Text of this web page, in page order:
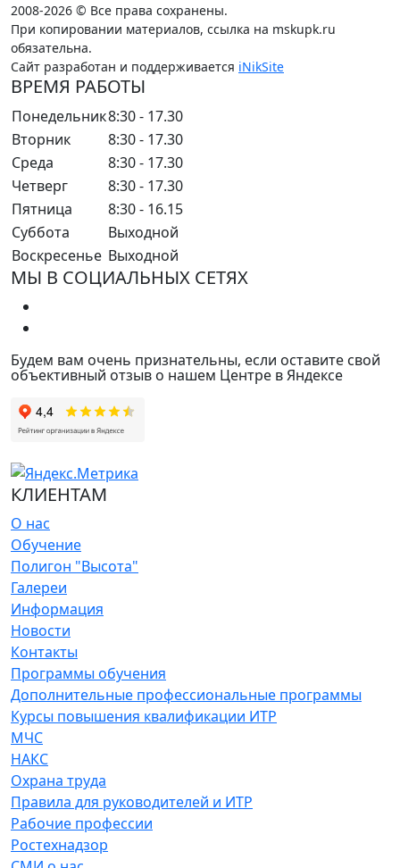
2008-2026 © Все права сохранены.
При копировании материалов, ссылка на mskupk.ru
обязательна.
Сайт разработан и поддерживается iNikSite
ВРЕМЯ РАБОТЫ
Понедельник8:30 - 17.30
Вторник
8:30 - 17.30
Среда
8:30 - 17.30
Четверг
8:30 - 17.30
Пятница
8:30 - 16.15
Суббота
Выходной
Воскресенье Выходной
МЫ В СОЦИАЛЬНЫХ СЕТЯХ
Будем вам очень признательны, если оставите свой
объективный отзыв о нашем Центре в Яндексе
КЛИЕНТАМ
О нас
Обучение
Полигон "Высота"
Галереи
Информация
Новости
Контакты
Программы обучения
Дополнительные профессиональные программы
Курсы повышения квалификации ИТР
МЧС
НАКС
Охрана труда
Правила для руководителей и ИТР
Рабочие профессии
Ростехнадзор